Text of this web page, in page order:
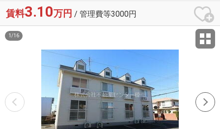
賃料3.10万円 / 管理費等3000円
1 /16